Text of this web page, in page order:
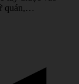
quán,…